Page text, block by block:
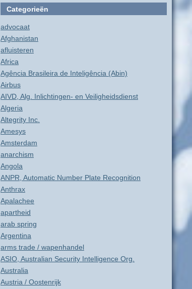
Categorieën
advocaat
Afghanistan
afluisteren
Africa
Agência Brasileira de Inteligência (Abin)
Airbus
AIVD, Alg. Inlichtingen- en Veiligheidsdienst
Algeria
Altegrity Inc.
Amesys
Amsterdam
anarchism
Angola
ANPR, Automatic Number Plate Recognition
Anthrax
Apalachee
apartheid
arab spring
Argentina
arms trade / wapenhandel
ASIO, Australian Security Intelligence Org.
Australia
Austria / Oostenrijk